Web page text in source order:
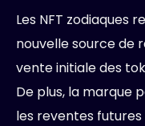
Les NFT zodiaques
nouvelle source de
vente initiale des
De plus, la marque
les reventes futures